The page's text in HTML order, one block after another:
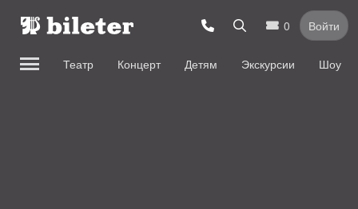
0 Войти
Театр Концерт Детям Экскурсии Шоу